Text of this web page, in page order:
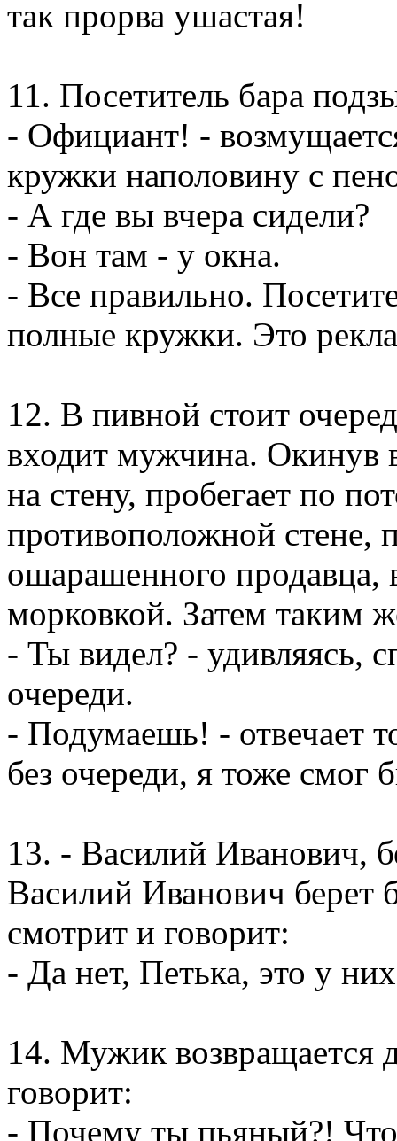
так прорва ушастая!
11. Посетитель бара
- Официант! -
кружки наполовину с
- А где вы вчера сидели?
- Вон там - у окна.
- Все правильно.
полные кружки. Это
12. В пивной стоит
входит мужчина. Окинув
на стену, пробегает по
противоположной стене,
ошарашенного продавца,
морковкой. Затем таким
- Ты видел? - удивляясь,
очереди.
- Подумаешь! - отвечает
без очереди, я тоже смог
13. - Василий Иванович,
Василий Иванович берет
смотрит и говорит:
- Да нет, Петька, это у
14. Мужик возвращается
говорит:
- Почему ты пьяный?!